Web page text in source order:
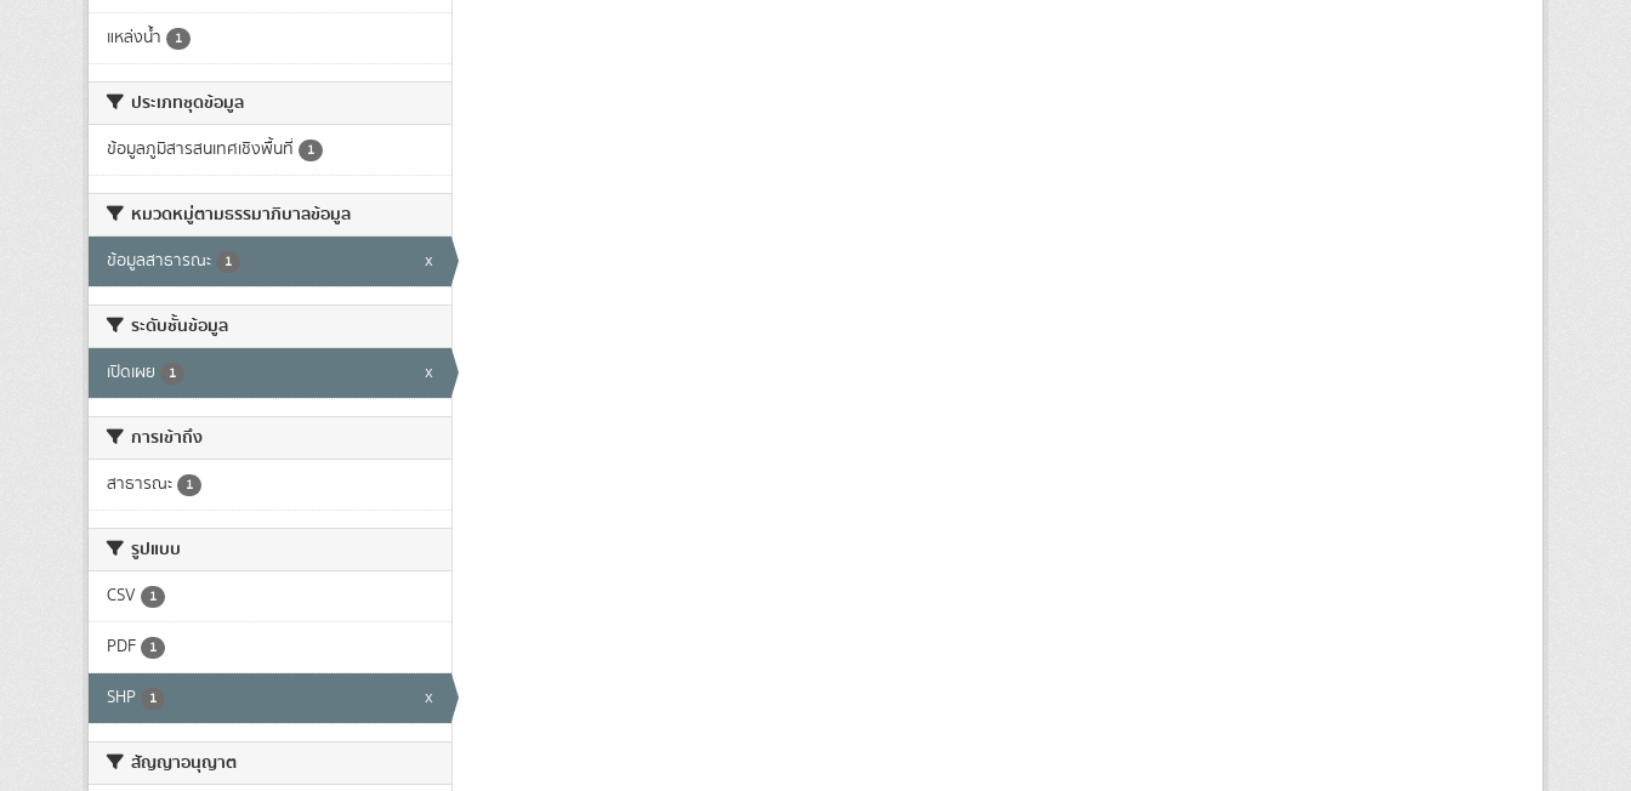
แหล่งน้ำ 1
ประเภทชุดข้อมูล
ข้อมูลภูมิสารสนเทศเชิงพื้นที่ 1
หมวดหมู่ตามธรรมาภิบาลข้อมูล
ข้อมูลสาธารณะ 1 x
ระดับชั้นข้อมูล
เปิดเผย 1 x
การเข้าถึง
สาธารณะ 1
รูปแบบ
CSV 1
PDF 1
SHP 1 x
สัญญาอนุญาต